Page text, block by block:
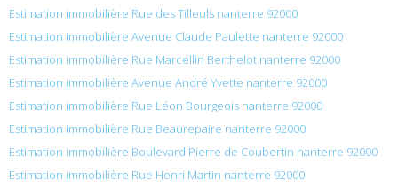
Estimation immobilière Rue des Tilleuls nanterre 92000
Estimation immobilière Avenue Claude Paulette nanterre 92000
Estimation immobilière Rue Marcellin Berthelot nanterre 92000
Estimation immobilière Avenue André Yvette nanterre 92000
Estimation immobilière Rue Léon Bourgeois nanterre 92000
Estimation immobilière Rue Beaurepaire nanterre 92000
Estimation immobilière Boulevard Pierre de Coubertin nanterre 92000
Estimation immobilière Rue Henri Martin nanterre 92000